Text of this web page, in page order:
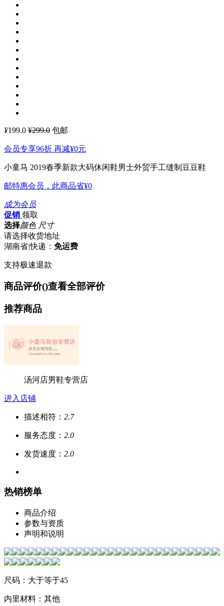
¥199.0 ¥299.0 包邮
会员专享96折 再减¥0元
小童马 2019春季新款大码休闲鞋男士外贸手工缝制豆豆鞋
邮特惠会员，此商品省¥0
成为会员
促销 领取
选择颜色 尺寸
请选择收货地址
湖南省|快递： 免运费
支持极速退款
商品评价()查看全部评价
推荐商品
汤河店男鞋专营店
进入店铺
描述相符： 2.7
服务态度： 2.0
发货速度： 2.0
热销榜单
商品介绍
参数与资质
声明和说明
尺码：大于等于45
内里材料：其他